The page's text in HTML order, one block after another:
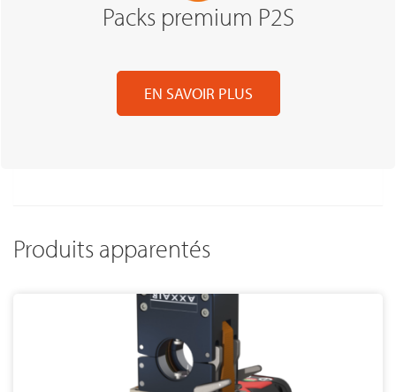
Packs premium P2S
EN SAVOIR PLUS
Produits apparentés